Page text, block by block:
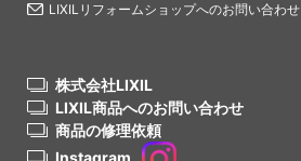
LIXILリフォームショップへのお問い合わせ
株式会社LIXIL
LIXIL商品へのお問い合わせ
商品の修理依頼